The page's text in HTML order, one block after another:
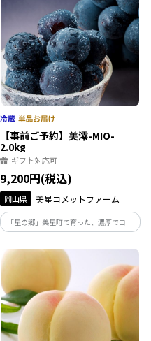
【事前ご予約】美澪-MIO-
2.0kg
ギフト対応可
9,200円(税込)
岡山県 美星コメットファーム
「星の郷」美星町で育った、濃厚でコク
のあるニューピオーネ“美澪-MIO-”。化学
肥料や農薬に頼らず土づくりからこだわ
った、贈り物にもおすすめな逸品です。
【お届け時期：8月下旬～9月中旬】